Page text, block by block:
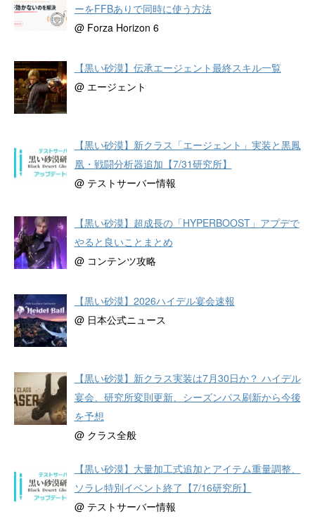
ーをFFBありで同時に使う方法
@ Forza Horizon 6
【黒い砂漠】伝承エージェント最終スキル一覧
@ エージェント
【黒い砂漠】新クラス「エージェント」実装と黒鳳
凰・戦闘分析器追加【7/31研究所】
@ テストサーバー情報
【黒い砂漠】超成長の「HYPERBOOST」アプデで
やると良いことまとめ
@ コンテンツ攻略
【黒い砂漠】2026ハイデル宴会速報
@ 日本公式ニュース
【黒い砂漠】新クラス実装は7月30日か？ ハイデル
宴会、研究所変則更新、シーズンパス刷新から今後
を予想
@ クラス全般
【黒い砂漠】大量加工式追加とアイテム重量調整、
ソラレ特別イベント終了【7/16研究所】
@ テストサーバー情報